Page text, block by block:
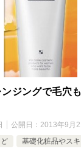
ジングで毛穴
公開日： 2013年9月2
基礎化粧品やス